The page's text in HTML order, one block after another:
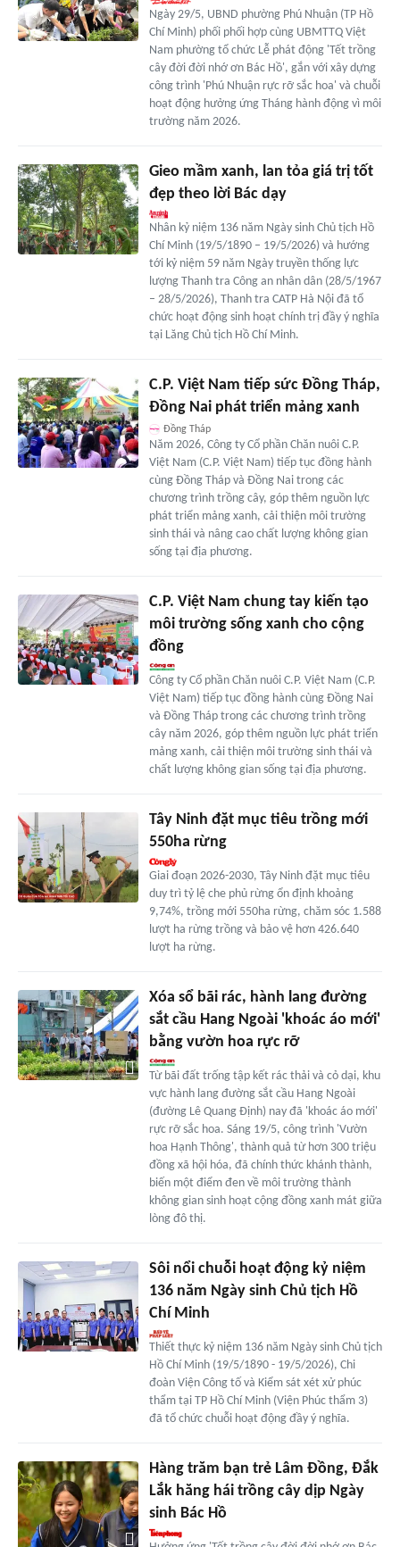
Ngày 29/5, UBND phường Phú Nhuận (TP Hồ
Chí Minh) phối phối hợp cùng UBMTTQ Việt
Nam phường tổ chức Lễ phát động 'Tết trồng
cây đời đời nhớ ơn Bác Hồ', gắn với xây dựng
công trình 'Phú Nhuận rực rỡ sắc hoa' và chuỗi
hoạt động hưởng ứng Tháng hành động vì môi
trường năm 2026.
Gieo mầm xanh, lan tỏa giá trị tốt
đẹp theo lời Bác dạy
Nhân kỷ niệm 136 năm Ngày sinh Chủ tịch Hồ
Chí Minh (19/5/1890 – 19/5/2026) và hướng
tới kỷ niệm 59 năm Ngày truyền thống lực
lượng Thanh tra Công an nhân dân (28/5/1967
– 28/5/2026), Thanh tra CATP Hà Nội đã tổ
chức hoạt động sinh hoạt chính trị đầy ý nghĩa
tại Lăng Chủ tịch Hồ Chí Minh.
C.P. Việt Nam tiếp sức Đồng Tháp,
Đồng Nai phát triển mảng xanh
Đồng Tháp
Năm 2026, Công ty Cổ phần Chăn nuôi C.P.
Việt Nam (C.P. Việt Nam) tiếp tục đồng hành
cùng Đồng Tháp và Đồng Nai trong các
chương trình trồng cây, góp thêm nguồn lực
phát triển mảng xanh, cải thiện môi trường
sinh thái và nâng cao chất lượng không gian
sống tại địa phương.
C.P. Việt Nam chung tay kiến tạo
môi trường sống xanh cho cộng
đồng
Công ty Cổ phần Chăn nuôi C.P. Việt Nam (C.P.
Việt Nam) tiếp tục đồng hành cùng Đồng Nai
và Đồng Tháp trong các chương trình trồng
cây năm 2026, góp thêm nguồn lực phát triển
mảng xanh, cải thiện môi trường sinh thái và
chất lượng không gian sống tại địa phương.
Tây Ninh đặt mục tiêu trồng mới
550ha rừng
Giai đoạn 2026-2030, Tây Ninh đặt mục tiêu
duy trì tỷ lệ che phủ rừng ổn định khoảng
9,74%, trồng mới 550ha rừng, chăm sóc 1.588
lượt ha rừng trồng và bảo vệ hơn 426.640
lượt ha rừng.
Xóa sổ bãi rác, hành lang đường
sắt cầu Hang Ngoài 'khoác áo mới'
bằng vườn hoa rực rỡ
Từ bãi đất trống tập kết rác thải và cỏ dại, khu
vực hành lang đường sắt cầu Hang Ngoài
(đường Lê Quang Định) nay đã 'khoác áo mới'
rực rỡ sắc hoa. Sáng 19/5, công trình 'Vườn
hoa Hạnh Thông', thành quả từ hơn 300 triệu
đồng xã hội hóa, đã chính thức khánh thành,
biến một điểm đen về môi trường thành
không gian sinh hoạt cộng đồng xanh mát giữa
lòng đô thị.
Sôi nổi chuỗi hoạt động kỷ niệm
136 năm Ngày sinh Chủ tịch Hồ
Chí Minh
Thiết thực kỷ niệm 136 năm Ngày sinh Chủ tịch
Hồ Chí Minh (19/5/1890 - 19/5/2026), Chi
đoàn Viện Công tố và Kiểm sát xét xử phúc
thẩm tại TP Hồ Chí Minh (Viện Phúc thẩm 3)
đã tổ chức chuỗi hoạt động đầy ý nghĩa.
Hàng trăm bạn trẻ Lâm Đồng, Đắk
Lắk hăng hái trồng cây dịp Ngày
sinh Bác Hồ